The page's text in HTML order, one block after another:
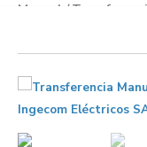
Manual /